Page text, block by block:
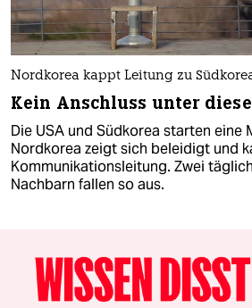
Nordkorea kappt Leitung zu
Kein Anschluss unter
Die USA und Südkorea starten eine
Nordkorea zeigt sich beleidigt und
Kommunikationsleitung. Zwei
Nachbarn fallen so aus.